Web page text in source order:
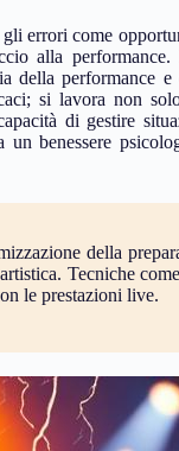
errori come
alla
della performance
si lavora non
di gestire
un benessere
della
Tecniche
le prestazioni live.